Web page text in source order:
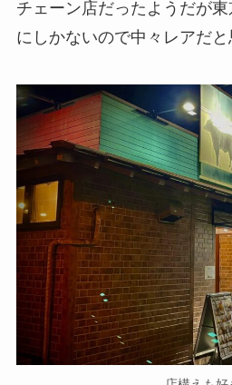
チェーン店だったようだが
にしかないので中々レアだと